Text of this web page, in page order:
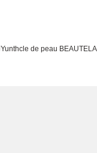
Yunthcle de peau BEAUTE